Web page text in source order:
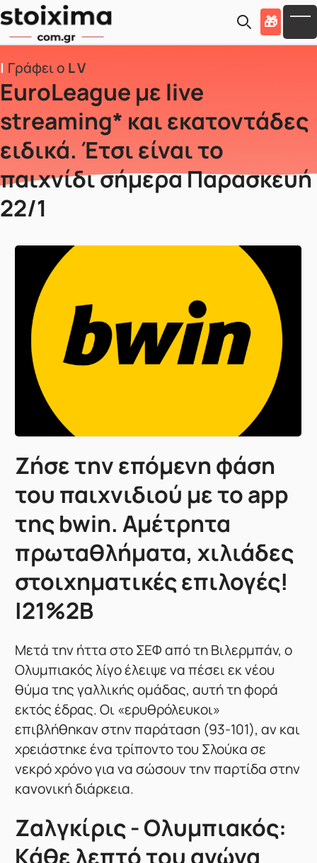
Skip to main content
🎁
Γράφει ο L V
EuroLeague με live
streaming* και εκατοντάδες
ειδικά. Έτσι είναι το
παιχνίδι σήμερα Παρασκευή
22/1
Ζήσε την επόμενη φάση
του παιχνιδιού με το app
της bwin. Αμέτρητα
πρωταθλήματα, χιλιάδες
στοιχηματικές επιλογές!
|21%2B
Μετά την ήττα στο ΣΕΦ από τη Βιλερμπάν, ο
Ολυμπιακός λίγο έλειψε να πέσει εκ νέου
θύμα της γαλλικής ομάδας, αυτή τη φορά
εκτός έδρας. Οι «ερυθρόλευκοι»
επιβλήθηκαν στην παράταση (93-101), αν και
χρειάστηκε ένα τρίποντο του Σλούκα σε
νεκρό χρόνο για να σώσουν την παρτίδα στην
κανονική διάρκεια.
Ζαλγκίρις - Ολυμπιακός:
Κάθε λεπτό του αγώνα